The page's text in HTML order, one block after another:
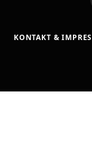
KONTAKT &